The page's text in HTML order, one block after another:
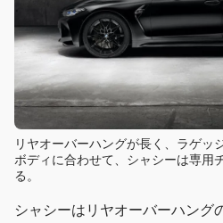
リヤオーバーハングが長く、ラゲッ
ボディに合わせて、シャシーは専用
る。
シャシーはリヤオーバーハング